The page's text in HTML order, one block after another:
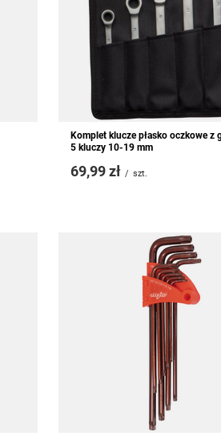
Komplet klucze płasko oczkowe z
5 kluczy 10-19 mm
69,99 zł / szt.